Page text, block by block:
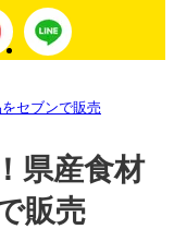
セブンで販売
県産食材
販売